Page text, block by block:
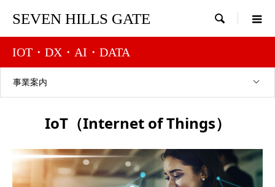
SEVEN HILLS GATE 
IOT・DX・AI・DATA
事業案内
IoT（Internet of Things）